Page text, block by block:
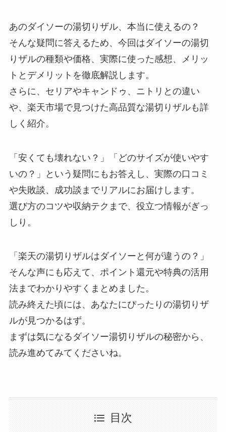
あのダイソーの湯切りザル、本当に使えるの？
そんな疑問に答えるため、今回はダイソーの湯切
りザルの種類や価格、実際に使った感想、メリッ
トとデメリットを徹底解説します。
さらに、セリアやキャンドゥ、ニトリとの違い
や、楽天市場で見つけた高品質な湯切りザルも詳
しく紹介。
「安くても壊れない？」「どのサイズが使いやす
いの？」という疑問にもお答えし、実際の口コミ
や失敗談、成功談までリアルにお届けします。
選び方のコツや収納テクまで、役立つ情報がぎっ
しり。
「楽天の湯切りザルはダイソーと何が違うの？」
そんな声にも応えて、ポイント還元や特典の活用
法までわかりやすくまとめました。
読み終えた頃には、あなたにぴったりの湯切りザ
ルが見つかるはず。
まずは気になるダイソー湯切りザルの秘密から、
読み進めてみてくださいね。
目次